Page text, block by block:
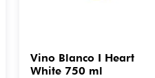
Vino Blanco I Heart
White 750 ml